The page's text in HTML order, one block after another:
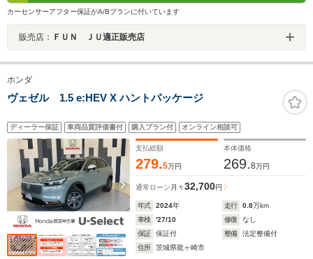
カーセンサーアフター保証がA/Bプランに付いています
販売店： ＦＵＮ ＪＵ適正販売店
ホンダ
ヴェゼル 1.5 e:HEV X ハントパッケージ
ディーラー保証 車両品質評価書付 購入プラン付 オンライン相談可
支払総額
279.5万円
本体価格
269.8万円
通常ローン 月々32,700円
年式 2024年 走行 0.8万km
車検
'27/10 修復
なし
保証
保証付 整備
法定整備付
住所
茨城県龍ヶ崎市